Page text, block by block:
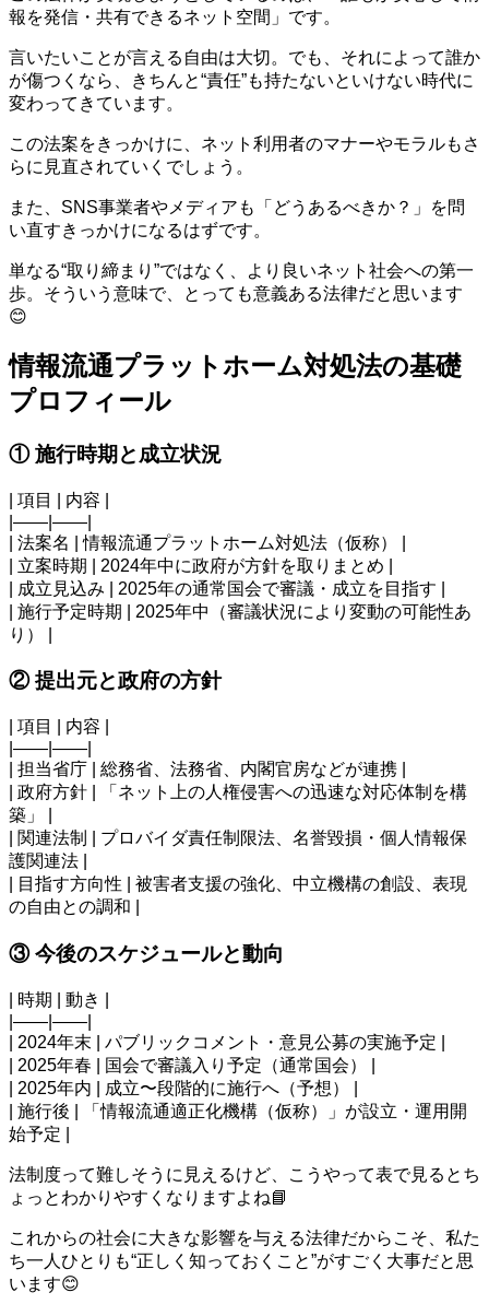
報を発信・共有できるネット空間」です。
言いたいことが言える自由は大切。でも、それによって誰か
が傷つくなら、きちんと“責任”も持たないといけない時代に
変わってきています。
この法案をきっかけに、ネット利用者のマナーやモラルもさ
らに見直されていくでしょう。
また、SNS事業者やメディアも「どうあるべきか？」を問
い直すきっかけになるはずです。
単なる“取り締まり”ではなく、より良いネット社会への第一
歩。そういう意味で、とっても意義ある法律だと思います
😊
情報流通プラットホーム対処法の基礎
プロフィール
① 施行時期と成立状況
| 項目 | 内容 |
|——|——|
| 法案名 | 情報流通プラットホーム対処法（仮称） |
| 立案時期 | 2024年中に政府が方針を取りまとめ |
| 成立見込み | 2025年の通常国会で審議・成立を目指す |
| 施行予定時期 | 2025年中（審議状況により変動の可能性あ
り） |
② 提出元と政府の方針
| 項目 | 内容 |
|——|——|
| 担当省庁 | 総務省、法務省、内閣官房などが連携 |
| 政府方針 | 「ネット上の人権侵害への迅速な対応体制を構
築」 |
| 関連法制 | プロバイダ責任制限法、名誉毀損・個人情報保
護関連法 |
| 目指す方向性 | 被害者支援の強化、中立機構の創設、表現
の自由との調和 |
③ 今後のスケジュールと動向
| 時期 | 動き |
|——|——|
| 2024年末 | パブリックコメント・意見公募の実施予定 |
| 2025年春 | 国会で審議入り予定（通常国会） |
| 2025年内 | 成立〜段階的に施行へ（予想） |
| 施行後 | 「情報流通適正化機構（仮称）」が設立・運用開
始予定 |
法制度って難しそうに見えるけど、こうやって表で見るとち
ょっとわかりやすくなりますよね📘
これからの社会に大きな影響を与える法律だからこそ、私た
ち一人ひとりも“正しく知っておくこと”がすごく大事だと思
います😊